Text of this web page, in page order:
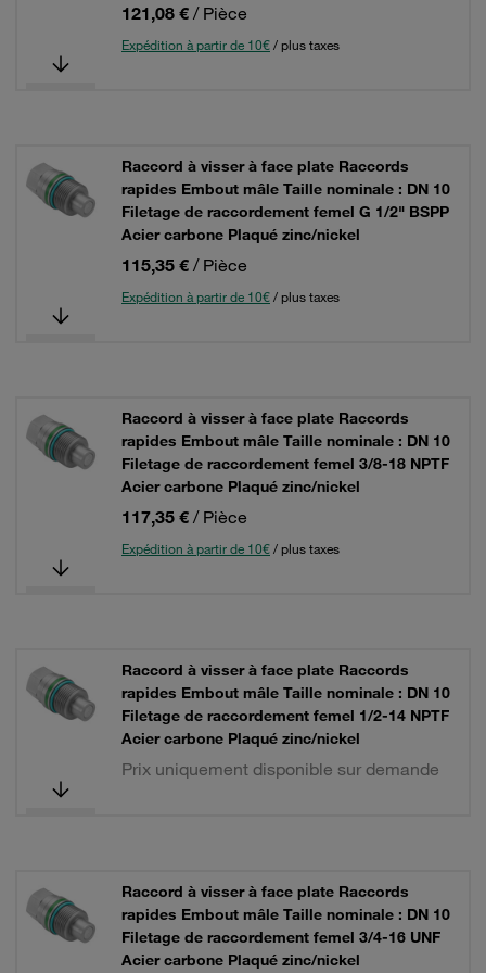
121,08 € / Pièce
Expédition à partir de 10€/ plus taxes
Raccord à visser à face plate Raccords
rapides Embout mâle Taille nominale : DN 10
Filetage de raccordement femel G 1/2" BSPP
Acier carbone Plaqué zinc/nickel
115,35 € / Pièce
Expédition à partir de 10€/ plus taxes
Raccord à visser à face plate Raccords
rapides Embout mâle Taille nominale : DN 10
Filetage de raccordement femel 3/8-18 NPTF
Acier carbone Plaqué zinc/nickel
117,35 € / Pièce
Expédition à partir de 10€/ plus taxes
Raccord à visser à face plate Raccords
rapides Embout mâle Taille nominale : DN 10
Filetage de raccordement femel 1/2-14 NPTF
Acier carbone Plaqué zinc/nickel
Prix uniquement disponible sur demande
Raccord à visser à face plate Raccords
rapides Embout mâle Taille nominale : DN 10
Filetage de raccordement femel 3/4-16 UNF
Acier carbone Plaqué zinc/nickel